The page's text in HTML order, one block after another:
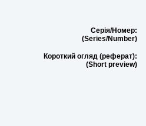
Серія/Номер:
(Series/Number)
Короткий огляд (реферат):
(Short preview)